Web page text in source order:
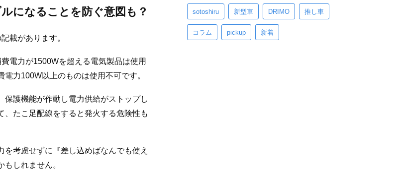
になることを防ぐ意図も？
載があります。
電力が1500Wを超える電気製品は使用
力100W以上のものは使用不可です。
護機能が作動し電力供給がストップし
、たこ足配線をすると発火する危険性も
考慮せずに『差し込めばなんでも使え
しれません。
sotoshiru 新型車 DRIMO 推し車
コラム pickup 新着